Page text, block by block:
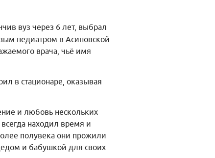
вуз через 6 лет, выбрал
педиатром в Асиновской
врача, чьё имя
в стационаре, оказывая
и любовь нескольких
находил время и
полувека они прожили
и бабушкой для своих